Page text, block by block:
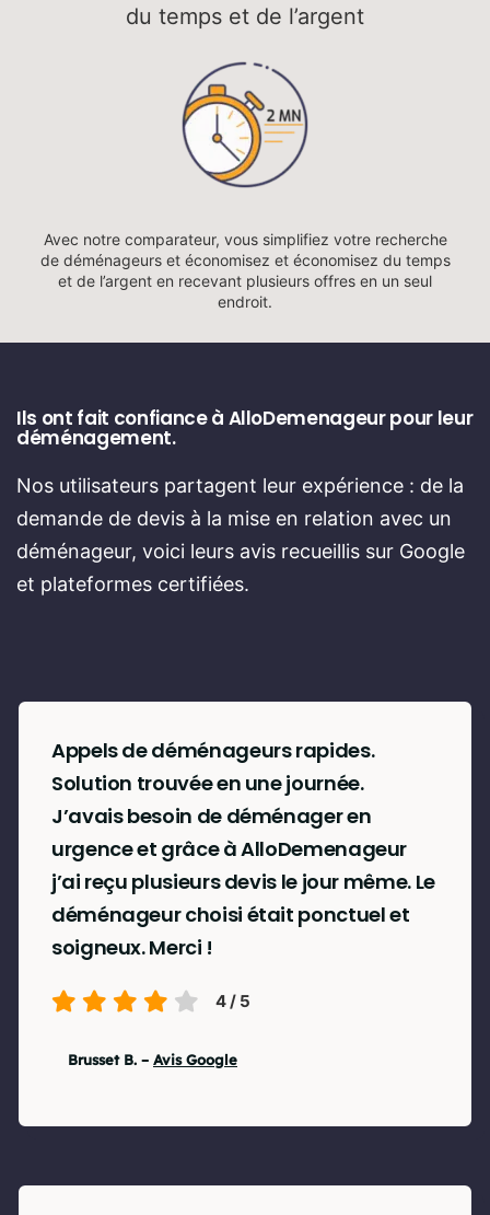
du temps et de l’argent
Avec notre comparateur, vous simplifiez votre recherche
de déménageurs et économisez et économisez du temps
et de l’argent en recevant plusieurs offres en un seul
endroit.
Ils ont fait confiance à AlloDemenageur pour leur
déménagement.
Nos utilisateurs partagent leur expérience : de la
demande de devis à la mise en relation avec un
déménageur, voici leurs avis recueillis sur Google
et plateformes certifiées.
Appels de déménageurs rapides.
Solution trouvée en une journée.
J’avais besoin de déménager en
urgence et grâce à AlloDemenageur
j’ai reçu plusieurs devis le jour même. Le
déménageur choisi était ponctuel et
soigneux. Merci !
4/ 5
Brusset B. – Avis Google